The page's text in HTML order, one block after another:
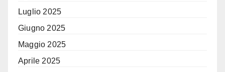
Luglio 2025
Giugno 2025
Maggio 2025
Aprile 2025